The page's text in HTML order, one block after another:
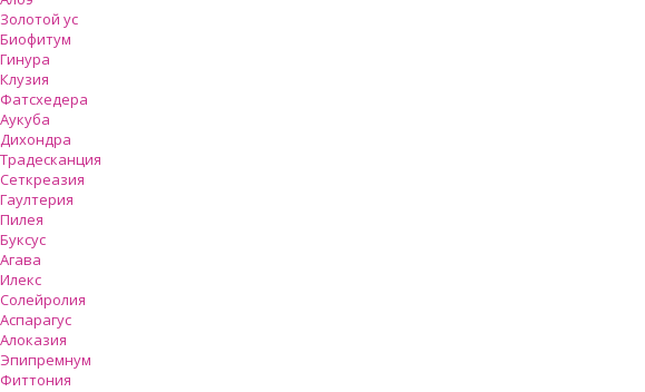
Золотой ус
Биофитум
Гинура
Клузия
Фатсхедера
Аукуба
Дихондра
Традесканция
Сеткреазия
Гаултерия
Пилея
Буксус
Агава
Илекс
Солейролия
Аспарагус
Алоказия
Эпипремнум
Фиттония